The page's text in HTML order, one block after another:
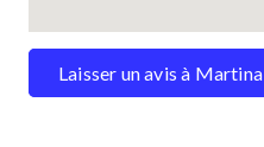
Laisser un avis à Martina